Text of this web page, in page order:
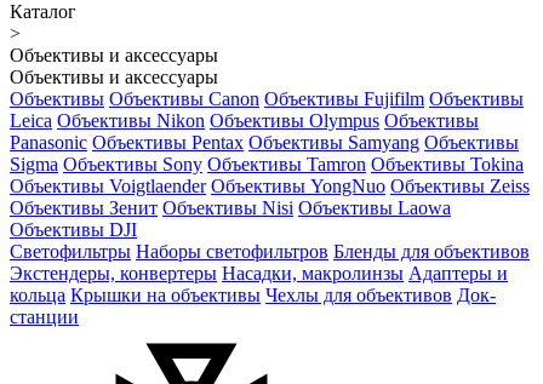
Каталог
>
Объективы и аксессуары
Объективы и аксессуары
Объективы Объективы Canon Объективы Fujifilm Объективы
Leica Объективы Nikon Объективы Olympus Объективы
Panasonic Объективы Pentax Объективы Samyang Объективы
Sigma Объективы Sony Объективы Tamron Объективы Tokina
Объективы Voigtlaender Объективы YongNuo Объективы Zeiss
Объективы Зенит Объективы Nisi Объективы Laowa
Объективы DJI
Светофильтры Наборы светофильтров Бленды для объективов
Экстендеры, конвертеры Насадки, макролинзы Адаптеры и
кольца Крышки на объективы Чехлы для объективов Док-
станции